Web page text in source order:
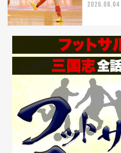
2026.08.04